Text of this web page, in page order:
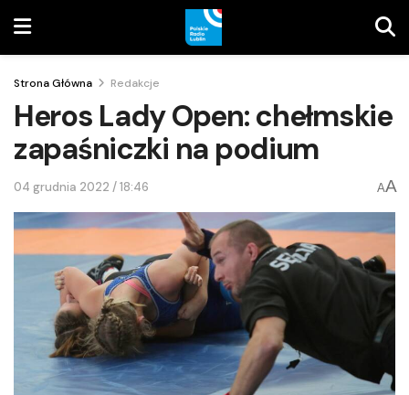
Strona Główna Redakcje
Heros Lady Open: chełmskie
zapaśniczki na podium
04 grudnia 2022 / 18:46 AA